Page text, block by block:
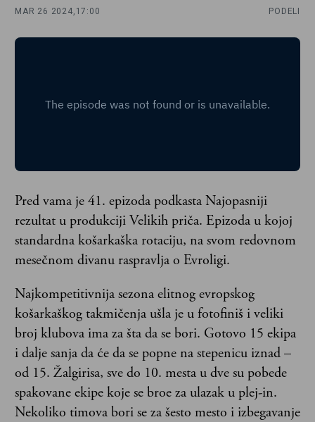
MAR 26 2024, 17:00 PODELI
Pred vama je 41. epizoda podkasta Najopasniji
rezultat u produkciji Velikih priča. Epizoda u kojoj
standardna košarkaška rotaciju, na svom redovnom
mesečnom divanu raspravlja o Evroligi.
Najkompetitivnija sezona elitnog evropskog
košarkaškog takmičenja ušla je u fotofiniš i veliki
broj klubova ima za šta da se bori. Gotovo 15 ekipa
i dalje sanja da će da se popne na stepenicu iznad –
od 15. Žalgirisa, sve do 10. mesta u dve su pobede
spakovane ekipe koje se broe za ulazak u plej-in.
Nekoliko timova bori se za šesto mesto i izbegavanje